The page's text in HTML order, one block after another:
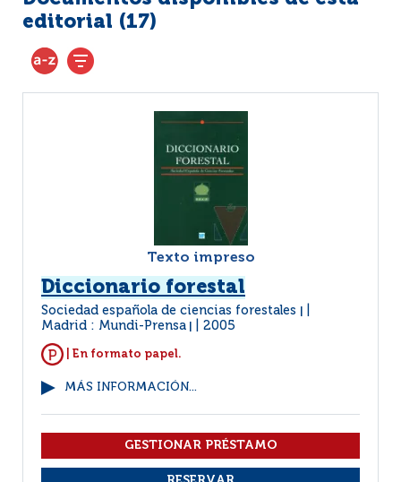
editorial (17)
Texto impreso
Diccionario forestal
Sociedad española de ciencias forestales
Madrid : Mundi-Prensa 2005
| En formato papel.
MÁS INFORMACIÓN...